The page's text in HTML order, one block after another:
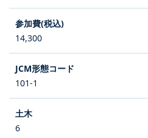
14,300
101-1
6